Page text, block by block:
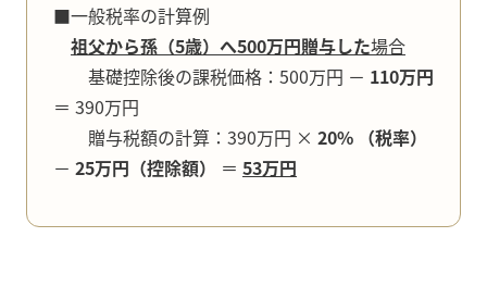
■一般税率の計算例
祖父から孫（5歳）へ500万円贈与した場合
基礎控除後の課税価格：500万円 － 110万円
＝ 390万円
贈与税額の計算：390万円 × 20% （税率）
－ 25万円（控除額） ＝ 53万円